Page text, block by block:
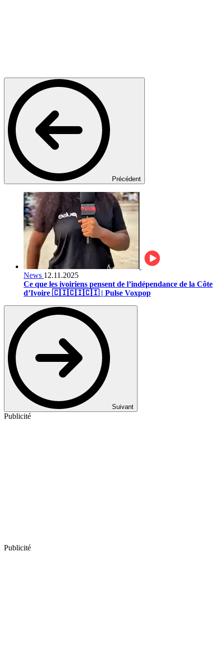
Précédent
News 12.11.2025
Ce que les ivoiriens pensent de l’indépendance de la Côte
d’Ivoire 🇨🇮🇨🇮🇨🇮 | Pulse Voxpop
Suivant
Publicité
Publicité